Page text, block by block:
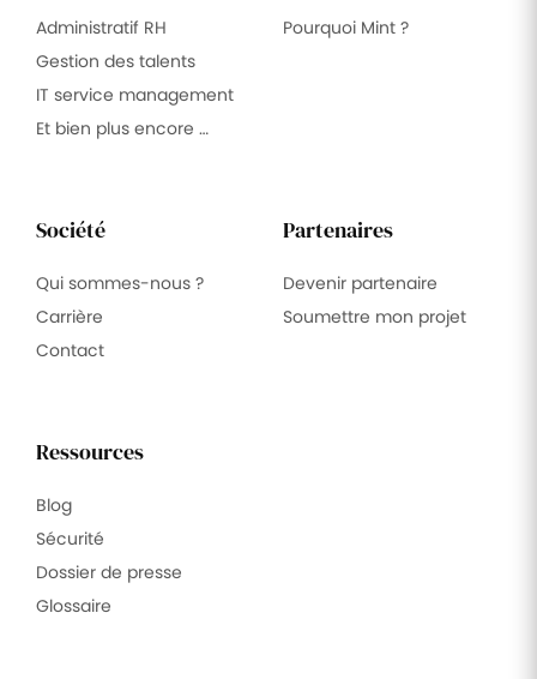
Administratif RH
Gestion des talents
IT service management
Et bien plus encore …
Pourquoi Mint ?
Société
Qui sommes-nous ?
Carrière
Contact
Partenaires
Devenir partenaire
Soumettre mon projet
Ressources
Blog
Sécurité
Dossier de presse
Glossaire